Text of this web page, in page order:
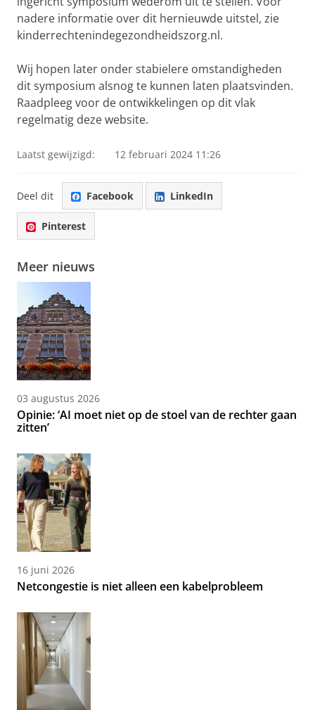
nadere informatie over dit hernieuwde uitstel, zie
kinderrechtenindegezondheidszorg.nl.
Wij hopen later onder stabielere omstandigheden
dit symposium alsnog te kunnen laten plaatsvinden.
Raadpleeg voor de ontwikkelingen op dit vlak
regelmatig deze website.
Laatst gewijzigd: 12 februari 2024 11:26
Deel dit Facebook LinkedIn
Pinterest
Meer nieuws
03 augustus 2026
Opinie: ‘AI moet niet op de stoel van de rechter gaan
zitten’
16 juni 2026
Netcongestie is niet alleen een kabelprobleem